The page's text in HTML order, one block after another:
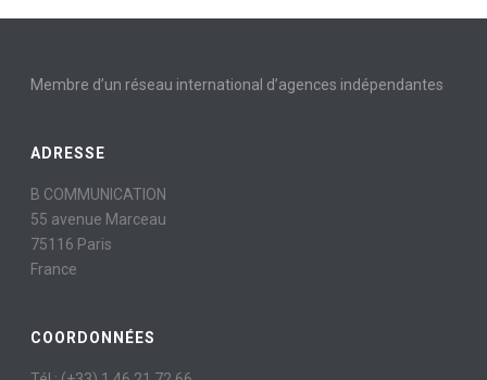
Membre d’un réseau international d’agences indépendantes
ADRESSE
B COMMUNICATION
55 avenue Marceau
75116 Paris
France
COORDONNÉES